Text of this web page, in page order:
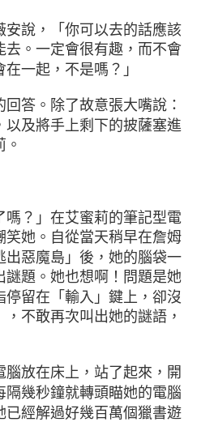
安說，「你可以去的話應該
去。一定會很有趣，而不會
一起，不是嗎？」
回答。除了故意張大嘴說：
以及將手上剩下的披薩塞進
嗎？」在艾蜜莉的筆記型電
笑她。自從當天稍早在詹姆
出惡魔島」後，她的腦袋一
謎題。她也想啊！問題是她
停留在「輸入」鍵上，卻沒
不敢再次叫出她的謎語，
放在床上，站了起來，開
幾秒鐘就轉頭瞄她的電腦
已經解過好幾百萬個獵書遊